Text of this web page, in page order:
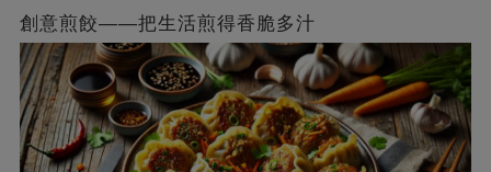
創意煎餃——把生活煎得香脆多汁